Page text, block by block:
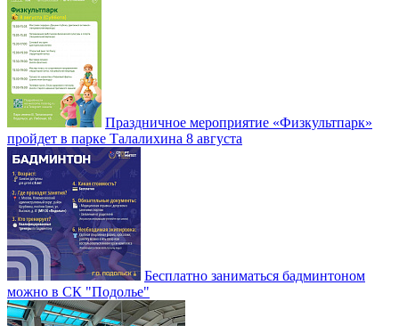
Праздничное мероприятие «Физкультпарк»
пройдет в парке Талалихина 8 августа
Бесплатно заниматься бадминтоном
можно в СК "Подолье"